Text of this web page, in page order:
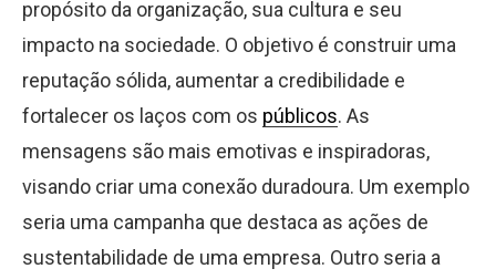
propósito da organização, sua cultura e seu
impacto na sociedade. O objetivo é construir uma
reputação sólida, aumentar a credibilidade e
fortalecer os laços com os públicos. As
mensagens são mais emotivas e inspiradoras,
visando criar uma conexão duradoura. Um exemplo
seria uma campanha que destaca as ações de
sustentabilidade de uma empresa. Outro seria a